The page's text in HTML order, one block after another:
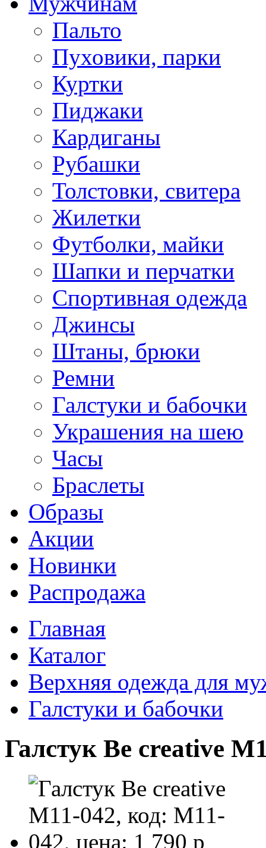
Пальто
Пуховики, парки
Куртки
Пиджаки
Кардиганы
Рубашки
Толстовки, свитера
Жилетки
Футболки, майки
Шапки и перчатки
Спортивная одежда
Джинсы
Штаны, брюки
Ремни
Галстуки и бабочки
Украшения на шею
Часы
Браслеты
Образы
Акции
Новинки
Распродажа
Главная
Каталог
Верхняя одежда для
Галстуки и бабочки
Галстук Be creative